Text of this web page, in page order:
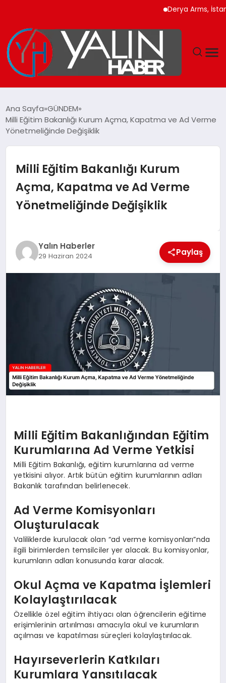
Derya Arms,
SPOR
YAŞAM
TEKNOLOJİ
Ana Sayfa GÜNDEM
Milli Eğitim Bakanlığı Kurum Açma, Kapatma ve Ad Verme
Yönetmeliğinde Değişiklik
Milli Eğitim Bakanlığı Kurum
Açma, Kapatma ve Ad Verme
Yönetmeliğinde Değişiklik
Yalın Haberler
29 Haziran 2024 Paylaş
Milli Eğitim Bakanlığından Eğitim
Kurumlarına Ad Verme Yetkisi
Milli Eğitim Bakanlığı, eğitim kurumlarına ad verme
yetkisini alıyor. Artık bütün eğitim kurumlarının adları
Bakanlık tarafından belirlenecek.
Ad Verme Komisyonları
Oluşturulacak
Valiliklerde kurulacak olan “ad verme komisyonları”nda
ilgili birimlerden temsilciler yer alacak. Bu komisyonlar,
kurumların adları konusunda karar alacak.
Okul Açma ve Kapatma İşlemleri
Kolaylaştırılacak
Özellikle özel eğitim ihtiyacı olan öğrencilerin eğitime
erişimlerinin artırılması amacıyla okul ve kurumların
açılması ve kapatılması süreçleri kolaylaştırılacak.
Hayırseverlerin Katkıları
Kurumlara Yansıtılacak